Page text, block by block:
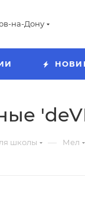
на-Дону
школы — Мел